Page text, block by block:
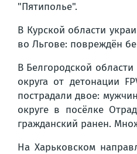
"Пятиполье".
В Курской области
во Льгове: повреждён
В Белгородской
округа от детонации
пострадали двое:
округе в посёлке
гражданский ранен.
На Харьковском